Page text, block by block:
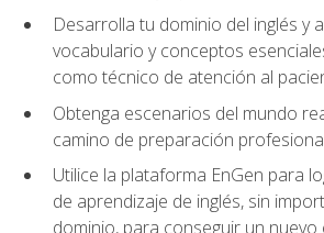
Desarrolla tu dominio del inglés y
vocabulario y conceptos
como técnico de atención al
Obtenga escenarios del mundo
camino de preparación
Utilice la plataforma EnGen para
de aprendizaje de inglés, sin
dominio, para conseguir un